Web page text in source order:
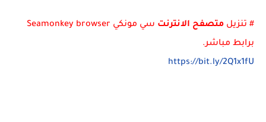
# تنزيل متصفح الانترنت
سي مونكي Seamonkey browser
برابط مباشر.
https://bit.ly/2Q1x1fU